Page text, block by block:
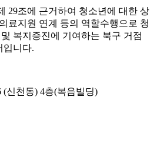
29조에 근거하여 청소년에 대한 상
료지원 연계 등의 역할수행으로 청
복지증진에 기여하는 북구 거점
입니다.
(신천동) 4층(복음빌딩)